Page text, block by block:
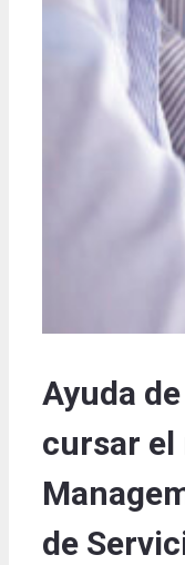
Ayuda
cursar el
de